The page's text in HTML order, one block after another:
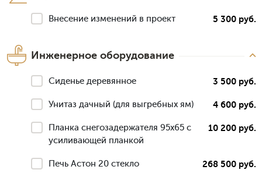
Внесение изменений в проект 5 300 руб.
Инженерное оборудование
Сиденье деревянное 3 500 руб.
Унитаз дачный (для выгребных ям) 4 600 руб.
Планка снегозадержателя 95х65 с
усиливающей планкой
10 200 руб.
Печь Астон 20 стекло 268 500 руб.